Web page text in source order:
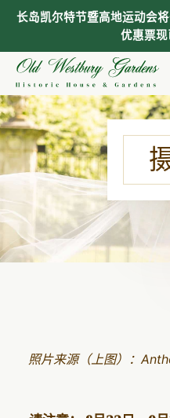
内
容
照片来源（上图）：
长岛凯尔特节暨高地运动会
优惠票现